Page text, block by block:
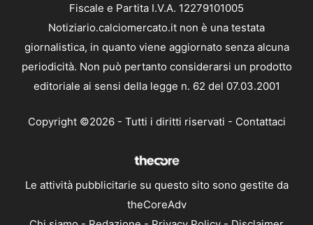
Fiscale e Partita I.V.A. 12279101005
Notiziario.calciomercato.it non è una testata
giornalistica, in quanto viene aggiornato senza alcuna
periodicità. Non può pertanto considerarsi un prodotto
editoriale ai sensi della legge n. 62 del 07.03.2001
Copyright ©2026 - Tutti i diritti riservati - Contattaci
Le attività pubblicitarie su questo sito sono gestite da
theCoreAdv